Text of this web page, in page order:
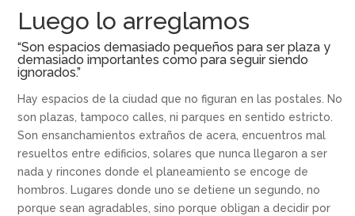
Luego lo arreglamos
“Son espacios demasiado pequeños para ser plaza y
demasiado importantes como para seguir siendo
ignorados.”
Hay espacios de la ciudad que no figuran en las postales. No
son plazas, tampoco calles, ni parques en sentido estricto.
Son ensanchamientos extraños de acera, encuentros mal
resueltos entre edificios, solares que nunca llegaron a ser
nada y rincones donde el planeamiento se encoge de
hombros. Lugares donde uno se detiene un segundo, no
porque sean agradables, sino porque obligan a decidir por